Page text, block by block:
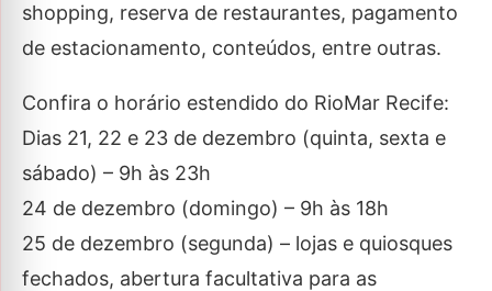
shopping, reserva de restaurantes, pagamento
de estacionamento, conteúdos, entre outras.
Confira o horário estendido do RioMar Recife:
Dias 21, 22 e 23 de dezembro (quinta, sexta e
sábado) – 9h às 23h
24 de dezembro (domingo) – 9h às 18h
25 de dezembro (segunda) – lojas e quiosques
fechados, abertura facultativa para as